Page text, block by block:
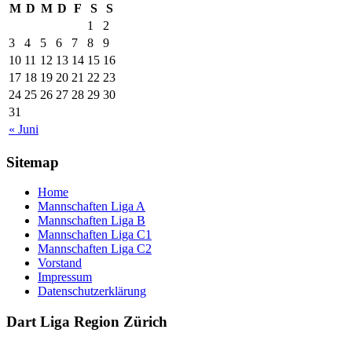
M D M D F S S
« Juni
1
2
3
4 5 6 7 8
9
10 11 12 13 14 15 16
17 18 19 20 21 22 23
24 25 26 27 28 29 30
31
Sitemap
Home
Mannschaften Liga A
Mannschaften Liga B
Mannschaften Liga C1
Mannschaften Liga C2
Vorstand
Impressum
Datenschutzerklärung
Dart Liga Region Zürich